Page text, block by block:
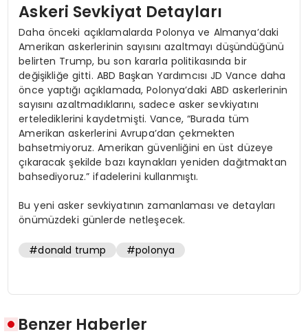
Askeri Sevkiyat Detayları
Daha önceki açıklamalarda Polonya ve Almanya’daki
Amerikan askerlerinin sayısını azaltmayı düşündüğünü
belirten Trump, bu son kararla politikasında bir
değişikliğe gitti. ABD Başkan Yardımcısı JD Vance daha
önce yaptığı açıklamada, Polonya’daki ABD askerlerinin
sayısını azaltmadıklarını, sadece asker sevkiyatını
ertelediklerini kaydetmişti. Vance, “Burada tüm
Amerikan askerlerini Avrupa’dan çekmekten
bahsetmiyoruz. Amerikan güvenliğini en üst düzeye
çıkaracak şekilde bazı kaynakları yeniden dağıtmaktan
bahsediyoruz.” ifadelerini kullanmıştı.
Bu yeni asker sevkiyatının zamanlaması ve detayları
önümüzdeki günlerde netleşecek.
#donald trump #polonya
Benzer Haberler